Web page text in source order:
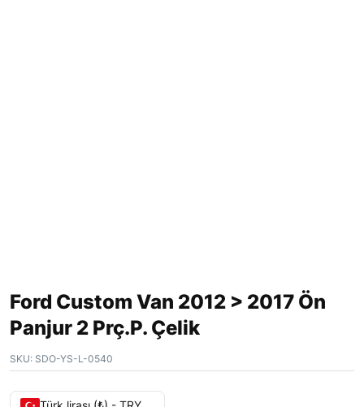
Ford Custom Van 2012 > 2017 Ön
Panjur 2 Prç.P. Çelik
SKU: SDO-YS-L-0540